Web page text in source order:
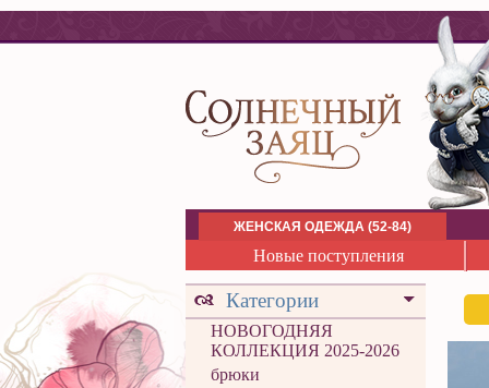
ЖЕНСКАЯ ОДЕЖДА (52-84)
Новые поступления
Категории
НОВОГОДНЯЯ
КОЛЛЕКЦИЯ 2025-2026
брюки